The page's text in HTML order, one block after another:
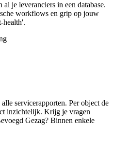
je leveranciers in een database.
workflows en grip op jouw
health'.
servicerapporten. Per object de
inzichtelijk. Krijg je vragen
Gezag? Binnen enkele